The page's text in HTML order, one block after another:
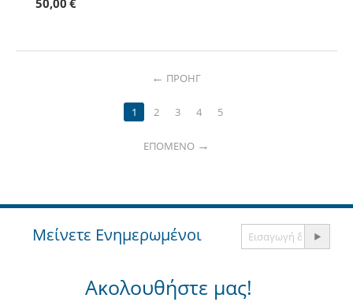
50,00 €
ΠΡΟΗΓ
1 2 3 4 5
ΕΠΌΜΕΝΟ
Μείνετε Ενημερωμένοι
Ακολουθήστε μας!